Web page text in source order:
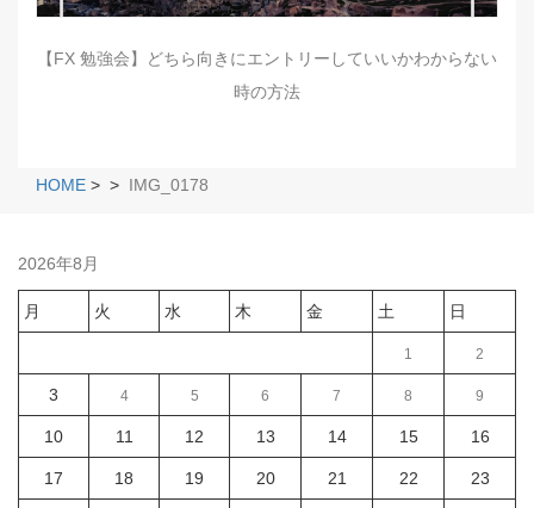
【FX 勉強会】どちら向きにエントリーしていいかわからない
時の方法
HOME > > IMG_0178
2026年8月
月 火 水 木 金 土 日
1 2
3 4 5 6 7 8 9
10 11 12 13 14 15 16
17 18 19 20 21 22 23